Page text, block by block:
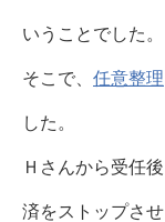
いうことでした。
そこで、 任意整理
した。
Ｈさんから受任
済をストップさせ